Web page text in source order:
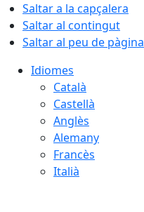
Saltar a la capçalera
Saltar al contingut
Saltar al peu de pàgina
Idiomes
Català
Castellà
Anglès
Alemany
Francès
Italià